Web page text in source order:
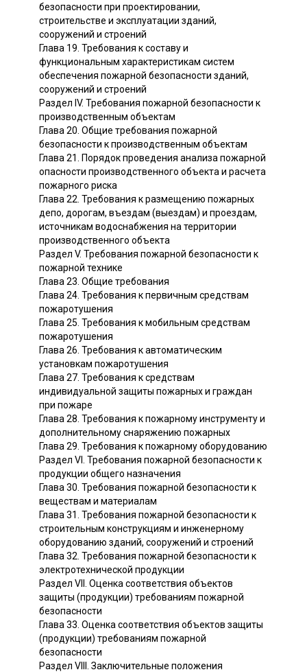
безопасности при проектировании,
строительстве и эксплуатации зданий,
сооружений и строений
Глава 19. Требования к составу и
функциональным характеристикам систем
обеспечения пожарной безопасности зданий,
сооружений и строений
Раздел IV. Требования пожарной безопасности к
производственным объектам
Глава 20. Общие требования пожарной
безопасности к производственным объектам
Глава 21. Порядок проведения анализа пожарной
опасности производственного объекта и расчета
пожарного риска
Глава 22. Требования к размещению пожарных
депо, дорогам, въездам (выездам) и проездам,
источникам водоснабжения на территории
производственного объекта
Раздел V. Требования пожарной безопасности к
пожарной технике
Глава 23. Общие требования
Глава 24. Требования к первичным средствам
пожаротушения
Глава 25. Требования к мобильным средствам
пожаротушения
Глава 26. Требования к автоматическим
установкам пожаротушения
Глава 27. Требования к средствам
индивидуальной защиты пожарных и граждан
при пожаре
Глава 28. Требования к пожарному инструменту и
дополнительному снаряжению пожарных
Глава 29. Требования к пожарному оборудованию
Раздел VI. Требования пожарной безопасности к
продукции общего назначения
Глава 30. Требования пожарной безопасности к
веществам и материалам
Глава 31. Требования пожарной безопасности к
строительным конструкциям и инженерному
оборудованию зданий, сооружений и строений
Глава 32. Требования пожарной безопасности к
электротехнической продукции
Раздел VII. Оценка соответствия объектов
защиты (продукции) требованиям пожарной
безопасности
Глава 33. Оценка соответствия объектов защиты
(продукции) требованиям пожарной
безопасности
Раздел VIII. Заключительные положения